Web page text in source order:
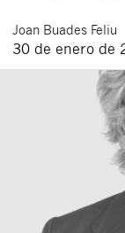
Joan Buades Feliu
30 de enero de